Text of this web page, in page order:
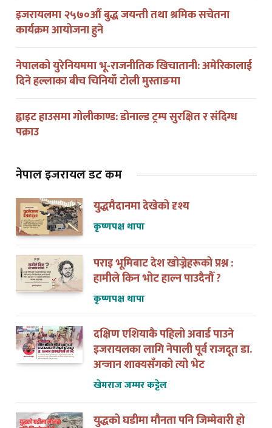
इजरायलमा २५७०औं बुद्ध जयन्ती तथा श्रमिक सचेतना
कार्यक्रम आयोजना हुने
नेपालको युरेनियममा भू-राजनीतिक खिचातानी: अमेरिकालाई
दिने हल्लाका बीच चिनियाँ टोली मुस्ताङमा
ह्वाइट हाउसमा गोलीकाण्ड: डोनाल्ड ट्रम्प सुरक्षित र संदिग्ध
पक्राउ
नेपाल इजरायल डट कम
युद्धमैदानमा देखेको दृश्य
कृष्णपक्ष थापा
पराइ भूमिबाट देश खोज्नेहरूको प्रश्न :
हामीले किन भोट हाल्न पाउदैनौँ ?
कृष्णपक्ष थापा
दक्षिण एशियाकै पहिलो अवार्ड पाउने
इजरायलका लागि नेपाली पूर्व राजदूत डा.
अन्जान शाक्यसँगको त्यो भेट
खेमराज जम्मर कट्टेल
युद्धको घडीमा मौनता पनि जिम्मेवारी हो